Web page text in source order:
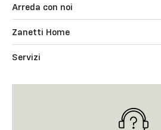
Arreda con noi
Zanetti Home
Servizi